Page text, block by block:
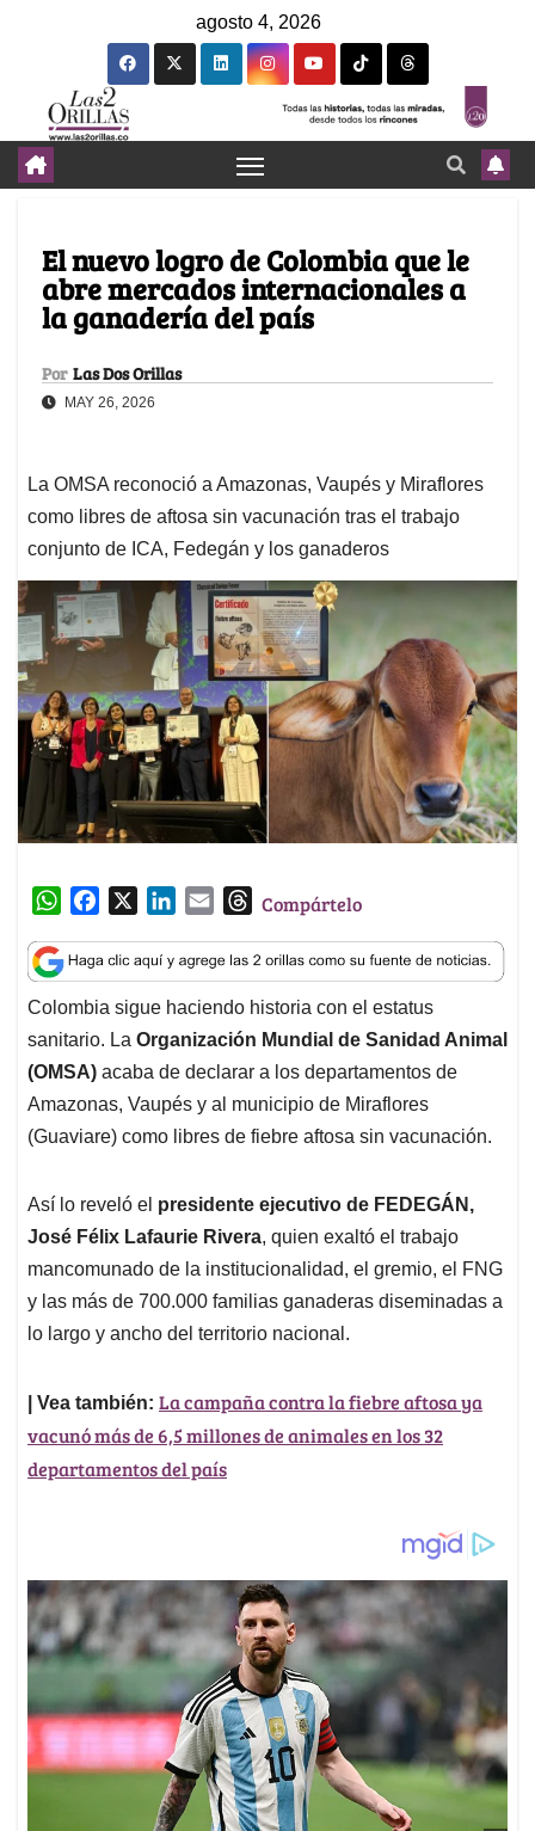
agosto 4, 2026
El nuevo logro de Colombia que le
abre mercados internacionales a
la ganadería del país
Por Las Dos Orillas
MAY 26, 2026
La OMSA reconoció a Amazonas, Vaupés y Miraflores
como libres de aftosa sin vacunación tras el trabajo
conjunto de ICA, Fedegán y los ganaderos
W
a
t
s
A
p
p
c
e
b
o
o
k
n
k
e
d
I
n
a
i
l
T
r
e
a
d
s
Compártelo
Colombia sigue haciendo historia con el estatus
sanitario. La Organización Mundial de Sanidad Animal
(OMSA) acaba de declarar a los departamentos de
Amazonas, Vaupés y al municipio de Miraflores
(Guaviare) como libres de fiebre aftosa sin vacunación.
Así lo reveló el presidente ejecutivo de FEDEGÁN,
José Félix Lafaurie Rivera, quien exaltó el trabajo
mancomunado de la institucionalidad, el gremio, el FNG
y las más de 700.000 familias ganaderas diseminadas a
lo largo y ancho del territorio nacional.
| Vea también: La campaña contra la fiebre aftosa ya
vacunó más de 6,5 millones de animales en los 32
departamentos del país